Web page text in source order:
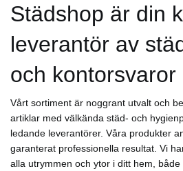
Städshop är din
leverantör av
och kontorsvaror
Vårt sortiment är noggrant utvalt och
artiklar med välkända städ- och
ledande leverantörer. Våra produkter
garanterat professionella resultat. Vi
alla utrymmen och ytor i ditt hem,